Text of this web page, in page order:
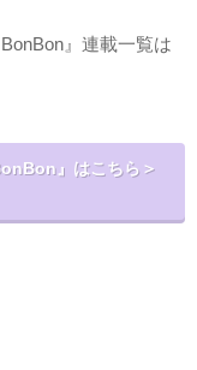
』連載一覧は
』はこちら＞